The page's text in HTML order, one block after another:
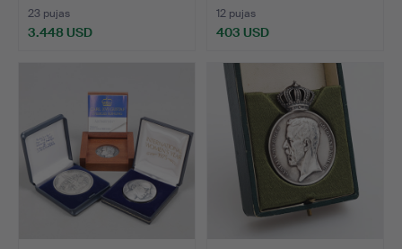
23 pujas
3.448 USD
12 pujas
403 USD